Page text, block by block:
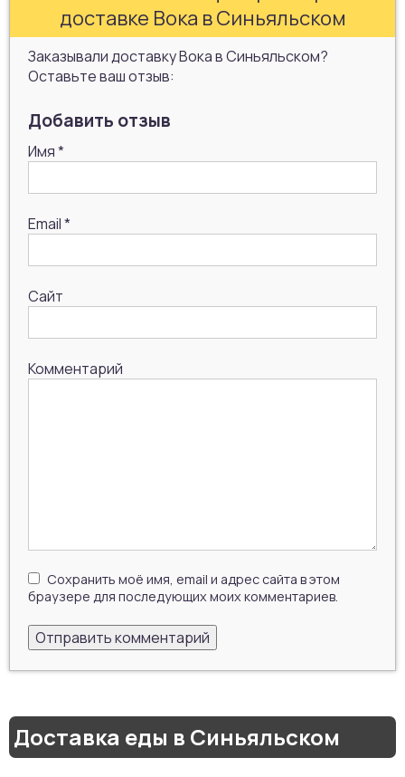
доставке Вока в Синьяльском
Заказывали доставку Вока в Синьяльском?
Оставьте ваш отзыв:
Добавить отзыв
Имя*
Email*
Сайт
Комментарий
Сохранить моё имя, email и адрес сайта в этом
браузере для последующих моих комментариев.
Доставка еды в Синьяльском